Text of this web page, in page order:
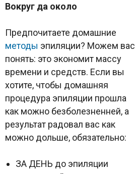
Вокруг да около
Предпочитаете домашние
методы эпиляции? Можем вас
понять: это экономит массу
времени и средств. Если вы
хотите, чтобы домашняя
процедура эпиляции прошла
как можно безболезненней, а
результат радовал вас как
можно дольше, обязательно:
ЗА ДЕНЬ до эпиляции